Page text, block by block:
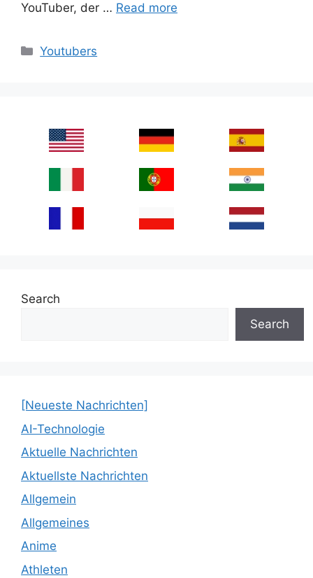
YouTuber, der … Read more
Categories
Youtubers
Search
Search
[Neueste Nachrichten]
AI-Technologie
Aktuelle Nachrichten
Aktuellste Nachrichten
Allgemein
Allgemeines
Anime
Athleten